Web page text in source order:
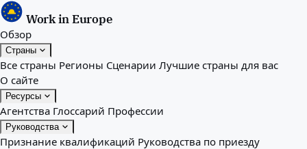
Work in Europe
Обзор
Страны
Все страны Регионы Сценарии Лучшие страны для вас
О сайте
Ресурсы
Агентства Глоссарий Профессии
Руководства
Признание квалификаций Руководства по приезду